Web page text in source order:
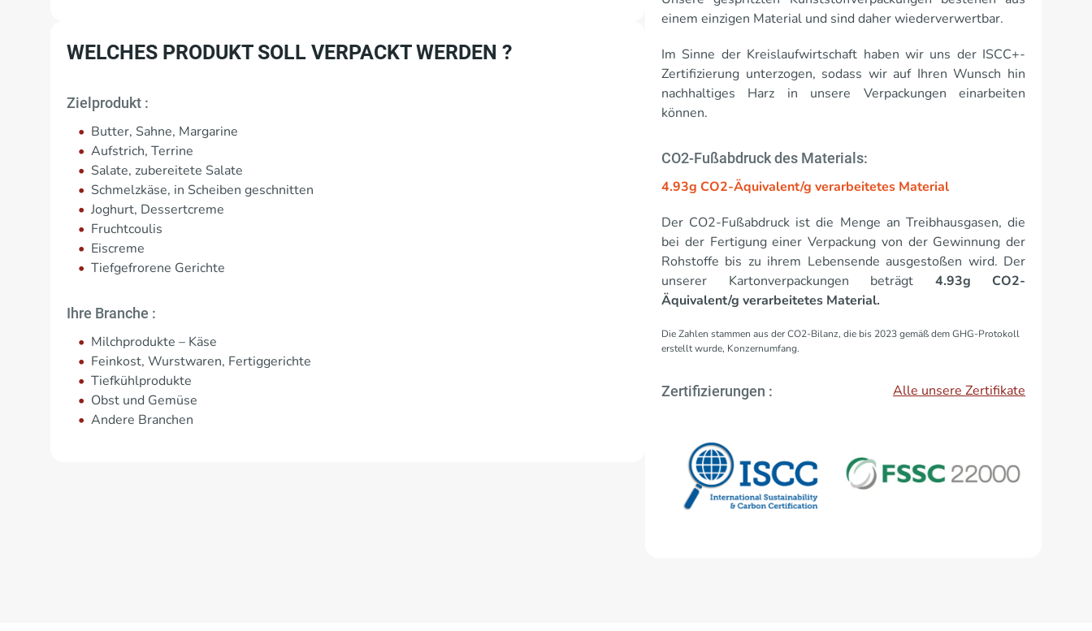
WELCHES PRODUKT SOLL VERPACKT WERDEN ?
Zielprodukt :
Butter, Sahne, Margarine
Aufstrich, Terrine
Salate, zubereitete Salate
Schmelzkäse, in Scheiben geschnitten
Joghurt, Dessertcreme
Fruchtcoulis
Eiscreme
Tiefgefrorene Gerichte
Ihre Branche :
Milchprodukte – Käse
Feinkost, Wurstwaren, Fertiggerichte
Tiefkühlprodukte
Obst und Gemüse
Andere Branchen
einem einzigen Material und sind daher wiederverwertbar.
Im Sinne der Kreislaufwirtschaft haben wir uns der ISCC+-
Zertifizierung unterzogen, sodass wir auf Ihren Wunsch hin
nachhaltiges Harz in unsere Verpackungen einarbeiten
können.
CO2-Fußabdruck des Materials:
4.93g CO2-Äquivalent/g verarbeitetes Material
Der CO2-Fußabdruck ist die Menge an Treibhausgasen, die
bei der Fertigung einer Verpackung von der Gewinnung der
Rohstoffe bis zu ihrem Lebensende ausgestoßen wird. Der
unserer Kartonverpackungen beträgt 4.93g CO2-
Äquivalent/g verarbeitetes Material.
Die Zahlen stammen aus der CO2-Bilanz, die bis 2023 gemäß dem GHG-Protokoll
erstellt wurde, Konzernumfang.
Zertifizierungen : Alle unsere Zertifikate